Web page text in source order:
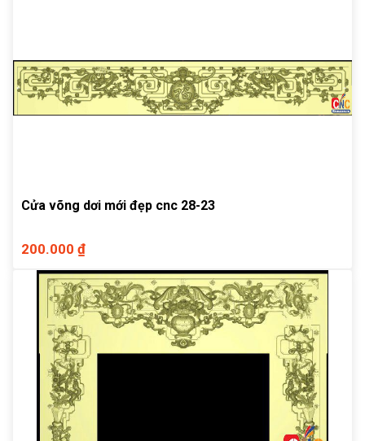
Cửa võng dơi mới đẹp cnc 28-23
200.000 ₫